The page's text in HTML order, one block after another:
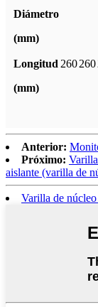
Diámetro
(mm)
Longitud
(mm)
260260
Anterior:
Próximo:
aislante (varilla de
Varilla de